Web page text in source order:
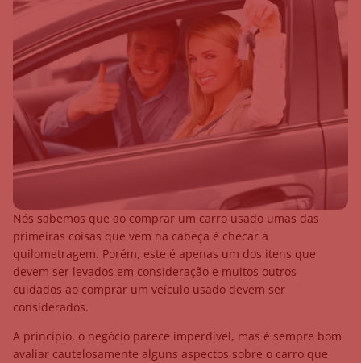
Nós sabemos que ao comprar um carro usado umas das
primeiras coisas que vem na cabeça é checar a
quilometragem. Porém, este é apenas um dos itens que
devem ser levados em consideração e muitos outros
cuidados ao comprar um veículo usado devem ser
considerados.
A princípio, o negócio parece imperdível, mas é sempre bom
avaliar cautelosamente alguns aspectos sobre o carro que